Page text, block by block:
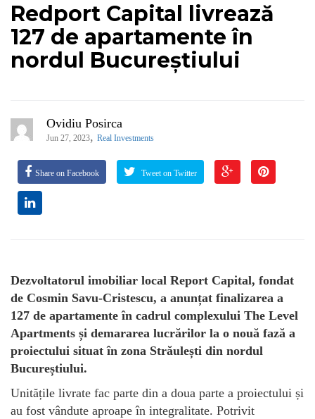
Redport Capital livrează
127 de apartamente în
nordul Bucureștiului
Ovidiu Posirca
Jun 27, 2023, Real Investments
Share on Facebook Tweet on Twitter
Dezvoltatorul imobiliar local Report Capital, fondat
de Cosmin Savu-Cristescu, a anunțat finalizarea a
127 de apartamente în cadrul complexului The Level
Apartments și demararea lucrărilor la o nouă fază a
proiectului situat în zona Străulești din nordul
Bucureștiului.
Unitățile livrate fac parte din a doua parte a proiectului și
au fost vândute aproape în integralitate. Potrivit